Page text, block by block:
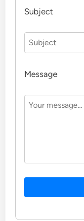
Subject
Message